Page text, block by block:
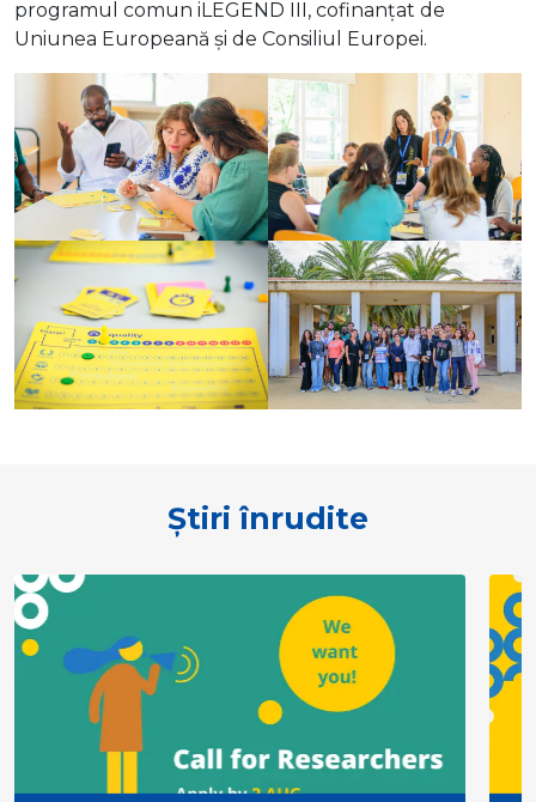
programul comun iLEGEND III, cofinanțat de
Uniunea Europeană și de Consiliul Europei.
Știri înrudite